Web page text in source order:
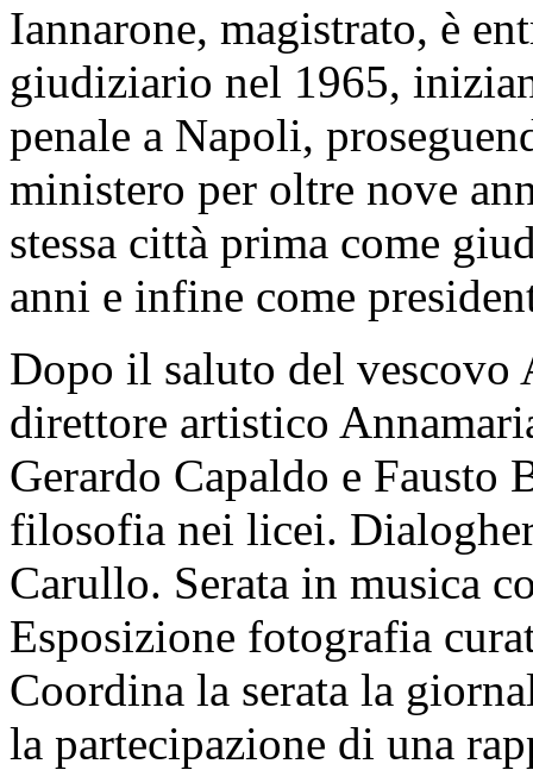
Iannarone, magistrato, è
giudiziario nel 1965,
penale a Napoli,
ministero per oltre nove
stessa città prima come
anni e infine come
Dopo il saluto del
direttore artistico
Gerardo Capaldo e Fausto
filosofia nei licei.
Carullo. Serata in musica
Esposizione fotografia
Coordina la serata la
la partecipazione di una